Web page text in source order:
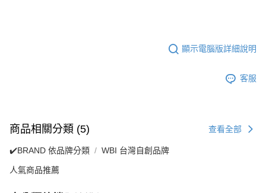
顯示電腦版詳細說明
客服
商品相關分類 (5) 查看全部
✔️BRAND 依品牌分類 WBI 台灣自創品牌
人氣商品推薦